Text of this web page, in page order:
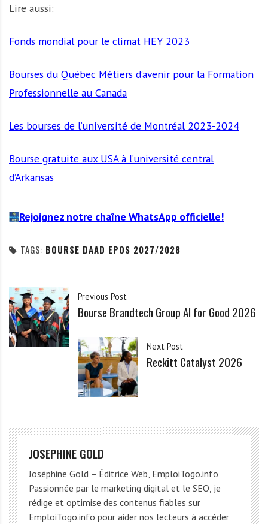
Lire aussi:
Fonds mondial pour le climat HEY 2023
Bourses du Québec Métiers d’avenir pour la Formation
Professionnelle au Canada
Les bourses de l’université de Montréal 2023-2024
Bourse gratuite aux USA à l’université central
d’Arkansas
Rejoignez notre chaîne WhatsApp officielle!
TAGS: BOURSE DAAD EPOS 2027/2028
Previous Post
Bourse Brandtech Group AI for Good 2026
Next Post
Reckitt Catalyst 2026
JOSEPHINE GOLD
Joséphine Gold – Éditrice Web, EmploiTogo.info
Passionnée par le marketing digital et le SEO, je
rédige et optimise des contenus fiables sur
EmploiTogo.info pour aider nos lecteurs à accéder